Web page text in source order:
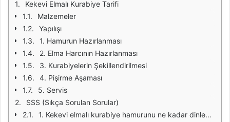
Kekevi Elmalı Kurabiye Tarifi
Malzemeler
Yapılışı
1. Hamurun Hazırlanması
2. Elma Harcının Hazırlanması
3. Kurabiyelerin Şekillendirilmesi
4. Pişirme Aşaması
5. Servis
SSS (Sıkça Sorulan Sorular)
1. Kekevi elmalı kurabiye hamurunu ne kadar dinlendirmeliyim?